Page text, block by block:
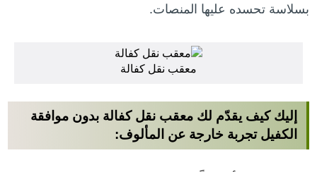
بسلاسة تحسده عليها المنصات.
معقب نقل كفالة
إليك كيف يقدّم لكمعقب نقل كفالة بدون موافقة
الكفيل تجربة خارجة عن المألوف: